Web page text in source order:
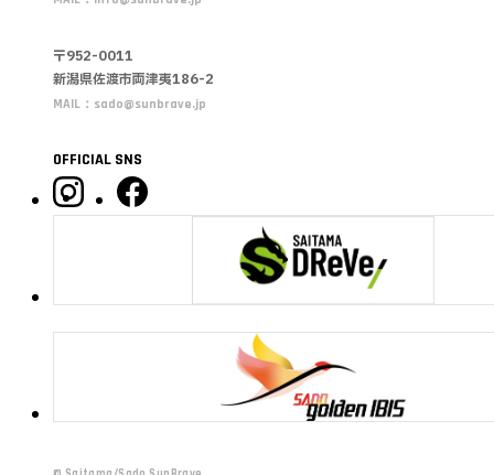
〒952-0011
新潟県佐渡市両津夷186-2
MAIL： sado@sunbrave.jp
OFFICIAL SNS